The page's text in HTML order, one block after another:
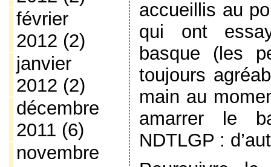
février
2012 (2)
janvier
2012 (2)
décembre
2011 (6)
novembre
accueillis au
qui ont
basque (les
toujours
main au
amarrer le
NDTLGP :